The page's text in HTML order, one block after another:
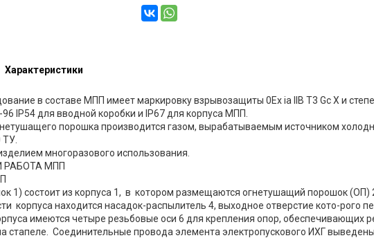
в составе МПП имеет маркировку взрывозащиты 0Ex ia IIB T3 Gс Х и
IР54 для вводной коробки и IР67 для корпуса МПП.
порошка производится газом, вырабатываемым источником
ТУ.
многоразового использования.
РАБОТА МПП
1) состоит из корпуса 1, в котором размещаются огнетушащий порошок (ОП)
корпуса находится насадок-распылитель 4, выходное отверстие кото-рого
имеются четыре резьбовые оси 6 для крепления опор, обеспечивающих
стапеле. Соединительные провода элемента электропускового ИХГ
Характеристики